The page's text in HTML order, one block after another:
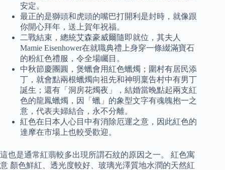
安定。
最正的是獅頭和虎頭的嘴巴打開利是封時，就像跟
你開心拜年，送上賀年祝福。
二戰結束，總統艾森豪威爾隨即就位，其夫人
Mamie Eisenhower在就職典禮上身穿一條綴滿寶石
的粉紅色禮服，令全場矚目。
中秋節慶團圓，煲蠟會用紅色蠟燭；圍村有居民添
丁，就會點兩根蠟燭向祖先和神明稟告村中有男丁
誕生；還有「洞房花燭夜」，結婚當晚點起兩支紅
色的龍鳳蠟燭，因「蠟」的象型文字有魂魄抱一之
意，代表夫婦結合，永不分離。
紅色在日本人心目中有消除厄運之意，因此紅色的
達摩在市場上也較受歡迎。
這也是通常紅翡較多出現所謂石紋的原因之一。 紅色寓
意 顏色鮮紅、透光度較好、玻璃光澤質地水潤的天然紅